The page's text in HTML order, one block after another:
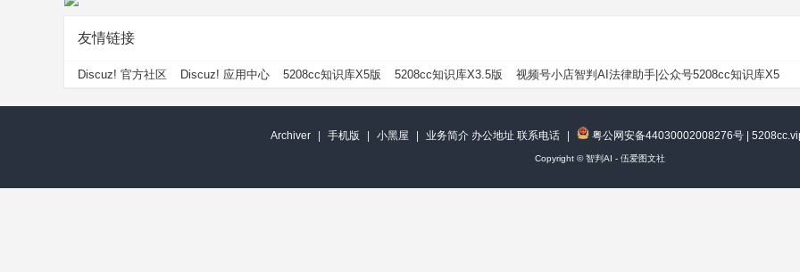
友情链接
Discuz! 官方社区 Discuz! 应用中心 5208cc知识库X5版 5208cc知识库X3.5版 视频号小店智判AI法律助手|公众号5208cc知识库X5
Archiver 手机版 小黑屋 业务简介 办公地址 联系电话 粤公网安备44030002008276号
Copyright ©智判AI - 伍爱图文社